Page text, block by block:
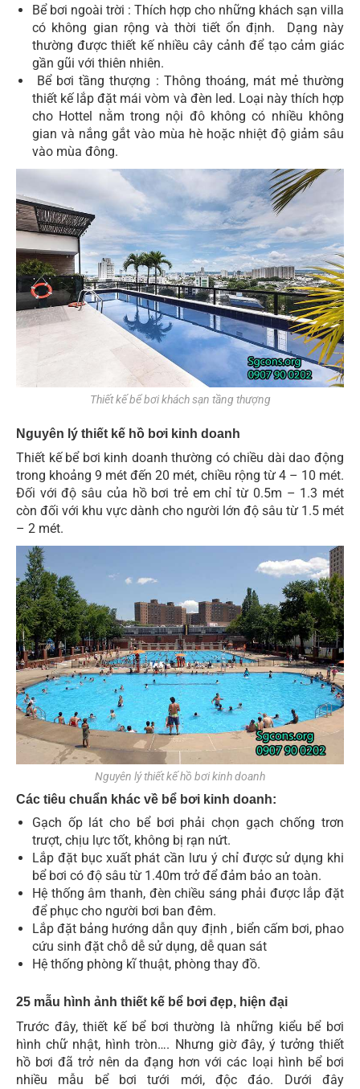
Bể bơi ngoài trời : Thích hợp cho những khách sạn villa
có không gian rộng và thời tiết ổn định. Dạng này
thường được thiết kế nhiều cây cảnh để tạo cảm giác
gần gũi với thiên nhiên.
Bể bơi tầng thượng : Thông thoáng, mát mẻ thường
thiết kế lắp đặt mái vòm và đèn led. Loại này thích hợp
cho Hottel nằm trong nội đô không có nhiều không
gian và nắng gắt vào mùa hè hoặc nhiệt độ giảm sâu
vào mùa đông.
Thiết kế bể bơi khách sạn tầng thượng
Nguyên lý thiết kế hồ bơi kinh doanh
Thiết kế bể bơi kinh doanh thường có chiều dài dao động
trong khoảng 9 mét đến 20 mét, chiều rộng từ 4 – 10 mét.
Đối với độ sâu của hồ bơi trẻ em chỉ từ 0.5m – 1.3 mét
còn đối với khu vực dành cho người lớn độ sâu từ 1.5 mét
– 2 mét.
Nguyên lý thiết kế hồ bơi kinh doanh
Các tiêu chuẩn khác về bể bơi kinh doanh:
Gạch ốp lát cho bể bơi phải chọn gạch chống trơn
trượt, chịu lực tốt, không bị rạn nứt.
Lắp đặt bục xuất phát cần lưu ý chỉ được sử dụng khi
bể bơi có độ sâu từ 1.40m trở để đảm bảo an toàn.
Hệ thống âm thanh, đèn chiều sáng phải được lắp đặt
để phục cho người bơi ban đêm.
Lắp đặt bảng hướng dẫn quy định , biển cấm bơi, phao
cứu sinh đặt chỗ dễ sử dụng, dễ quan sát
Hệ thống phòng kĩ thuật, phòng thay đồ.
25 mẫu hình ảnh thiết kế bể bơi đẹp, hiện đại
Trước đây, thiết kế bể bơi thường là những kiểu bể bơi
hình chữ nhật, hình tròn…. Nhưng giờ đây, ý tưởng thiết
hồ bơi đã trở nên da đạng hơn với các loại hình bể bơi
nhiều mẫu bể bơi tưới mới, độc đáo. Dưới đây